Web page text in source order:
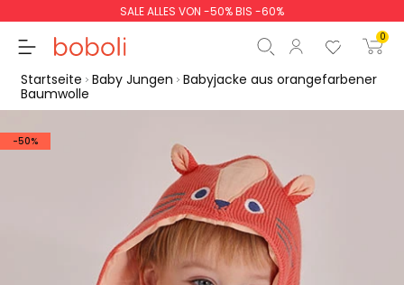
SALE ALLES VON -50% BIS -60%
0
Gesamtbetrag
weiter Start der Bestellung
Startseite Baby Jungen Babyjacke aus orangefarbener
Baumwolle
-50%